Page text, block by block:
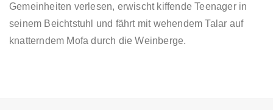
Gemeinheiten verlesen, erwischt kiffende Teenager in
seinem Beichtstuhl und fährt mit wehendem Talar auf
knatterndem Mofa durch die Weinberge.